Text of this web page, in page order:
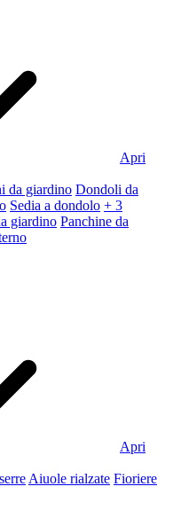
Apri
da giardino Dondoli da
Sedia a dondolo + 3
giardino Panchine da
Apri
Aiuole rialzate Fioriere